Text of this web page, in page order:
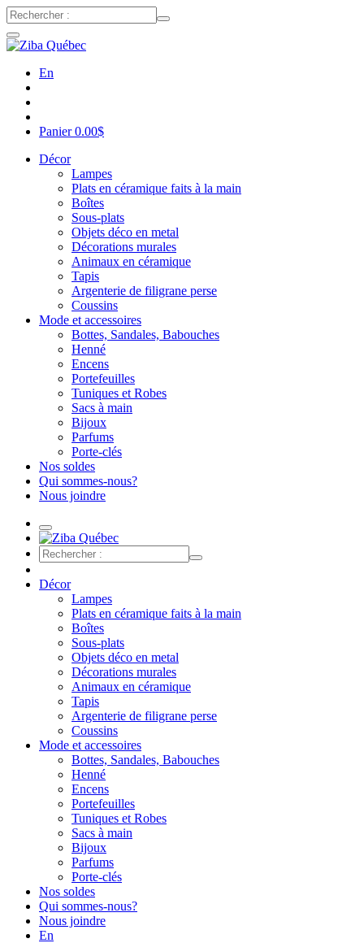
En
Panier0.00$
Décor
Lampes
Plats en céramique faits à la main
Boîtes
Sous-plats
Objets déco en metal
Décorations murales
Animaux en céramique
Tapis
Argenterie de filigrane perse
Coussins
Mode et accessoires
Bottes, Sandales, Babouches
Henné
Encens
Portefeuilles
Tuniques et Robes
Sacs à main
Bijoux
Parfums
Porte-clés
Nos soldes
Qui sommes-nous?
Nous joindre
Décor
Lampes
Plats en céramique faits à la main
Boîtes
Sous-plats
Objets déco en metal
Décorations murales
Animaux en céramique
Tapis
Argenterie de filigrane perse
Coussins
Mode et accessoires
Bottes, Sandales, Babouches
Henné
Encens
Portefeuilles
Tuniques et Robes
Sacs à main
Bijoux
Parfums
Porte-clés
Nos soldes
Qui sommes-nous?
Nous joindre
En